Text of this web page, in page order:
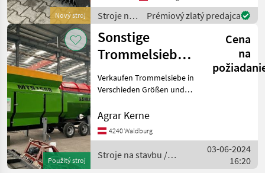
Nový stroj
unterschiedliche
Aufnahmen
Stroje na
stavbu /
Sonstige
Prémiový zlatý predajca
Použitý stroj
Sonstige
Trommelsieb
MTS1550
Cena
na
Verkaufen Trommelsiebe in
Verschieden Größen und
des Kunden! Die Eignung
und Ausführung dieser
Siebe ist speziell für
Agrar Kerne
4240 Waldburg
Stroje na stavbu /
Sonstige
03-06-2024
16:20